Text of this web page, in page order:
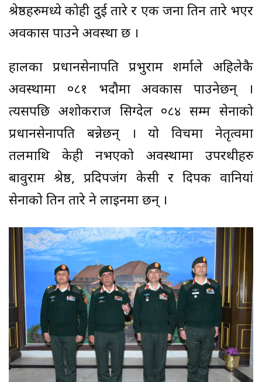
श्रेष्ठहरुमध्ये कोही दुई तारे र एक जना तिन तारे भएर
अवकास पाउने अवस्था छ ।
हालका प्रधानसेनापति प्रभुराम शर्माले अहिलेकै
अवस्थामा ०८१ भदौमा अवकास पाउनेछन् ।
त्यसपछि अशोकराज सिग्देल ०८४ सम्म सेनाको
प्रधानसेनापति बन्नेछन् । यो विचमा नेतृत्वमा
तलमाथि केही नभएको अवस्थामा उपरथीहरु
बावुराम श्रेष्ठ, प्रदिपजंग केसी र दिपक वानियां
सेनाको तिन तारे हुने लाइनमा छन् ।